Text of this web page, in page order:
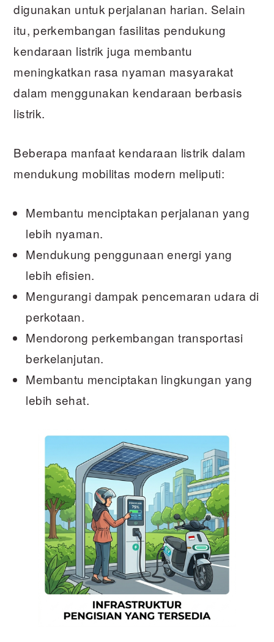
digunakan untuk perjalanan harian. Selain
itu, perkembangan fasilitas pendukung
kendaraan listrik juga membantu
meningkatkan rasa nyaman masyarakat
dalam menggunakan kendaraan berbasis
listrik.
Beberapa manfaat kendaraan listrik dalam
mendukung mobilitas modern meliputi:
Membantu menciptakan perjalanan yang
lebih nyaman.
Mendukung penggunaan energi yang
lebih efisien.
Mengurangi dampak pencemaran udara di
perkotaan.
Mendorong perkembangan transportasi
berkelanjutan.
Membantu menciptakan lingkungan yang
lebih sehat.